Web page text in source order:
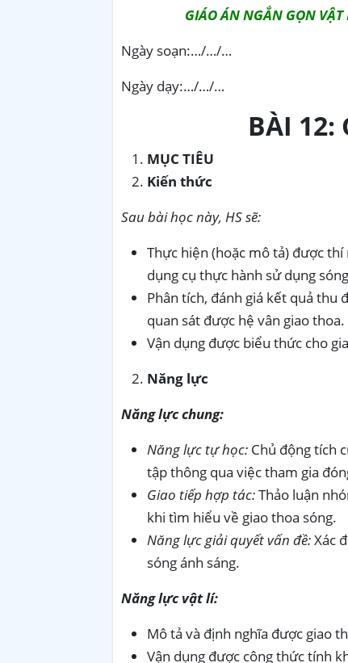
GIÁO ÁN NGẮN GỌN VẬT
Ngày soạn:…/…/…
Ngày dạy:…/…/…
BÀI 12:
MỤC TIÊU
Kiến thức
Sau bài học này, HS sẽ:
Thực hiện (hoặc mô tả) được
dụng cụ thực hành sử dụng
Phân tích, đánh giá kết quả thu
quan sát được hệ vân giao thoa.
Vận dụng được biểu thức cho
Năng lực
Năng lực chung:
Năng lực tự học: Chủ động tích
tập thông qua việc tham gia
Giao tiếp hợp tác:Thảo luận
khi tìm hiểu về giao thoa sóng.
Năng lực giải quyết vấn đề:Xác
sóng ánh sáng.
Năng lực vật lí:
Mô tả và định nghĩa được giao
Vận dụng được công thức tính